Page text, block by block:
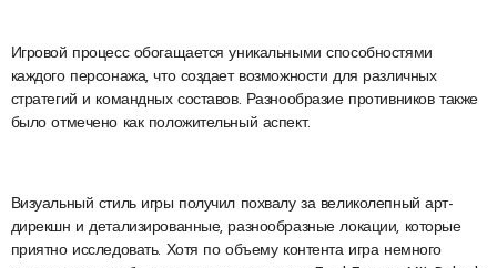
Игровой процесс обогащается уникальными способностями
каждого персонажа, что создает возможности для различных
стратегий и командных составов. Разнообразие противников также
было отмечено как положительный аспект.
Визуальный стиль игры получил похвалу за великолепный арт-
дирекшн и детализированные, разнообразные локации, которые
приятно исследовать. Хотя по объему контента игра немного